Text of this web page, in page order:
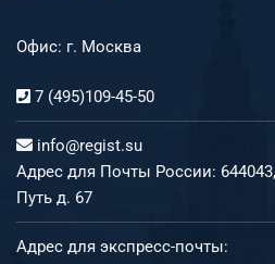
Офис: г. Москва
7 (495)109-45-50
info@regist.su
Адрес для Почты России:
Путь д. 67
Адрес для экспресс-почты: